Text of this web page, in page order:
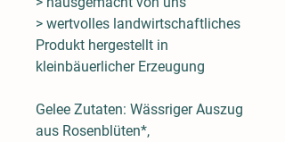
> wertvolles landwirtschaftliches
Produkt hergestellt in
kleinbäuerlicher Erzeugung
Gelee Zutaten: Wässriger Auszug
aus Rosenblüten*,